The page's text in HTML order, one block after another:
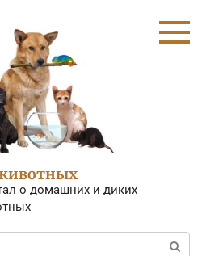
о домашних и диких